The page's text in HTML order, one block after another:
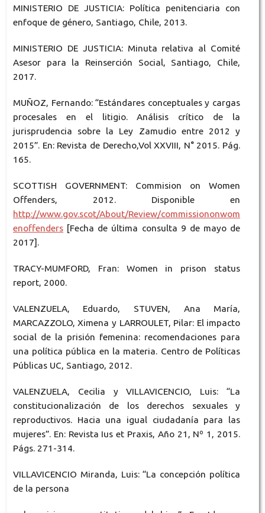
MINISTERIO DE JUSTICIA: Política penitenciaria con
enfoque de género, Santiago, Chile, 2013.
MINISTERIO DE JUSTICIA: Minuta relativa al Comité
Asesor para la Reinserción Social, Santiago, Chile,
2017.
MUÑOZ, Fernando: “Estándares conceptuales y cargas
procesales en el litigio. Análisis crítico de la
jurisprudencia sobre la Ley Zamudio entre 2012 y
2015”. En: Revista de Derecho,Vol XXVIII, N° 2015. Pág.
165.
SCOTTISH GOVERNMENT: Commision on Women
Offenders, 2012. Disponible en
http://www.gov.scot/About/Review/commissiononwom
enoffenders[Fecha de última consulta 9 de mayo de
2017].
TRACY-MUMFORD, Fran: Women in prison status
report, 2000.
VALENZUELA, Eduardo, STUVEN, Ana María,
MARCAZZOLO, Ximena y LARROULET, Pilar: El impacto
social de la prisión femenina: recomendaciones para
una política pública en la materia. Centro de Políticas
Públicas UC, Santiago, 2012.
VALENZUELA, Cecilia y VILLAVICENCIO, Luis: “La
constitucionalización de los derechos sexuales y
reproductivos. Hacia una igual ciudadanía para las
mujeres”. En: Revista Ius et Praxis, Año 21, Nº 1, 2015.
Págs. 271-314.
VILLAVICENCIO Miranda, Luis: “La concepción política
de la persona